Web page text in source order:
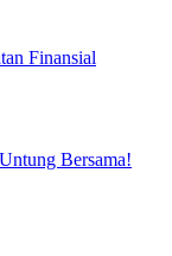
Finansial
Bersama!